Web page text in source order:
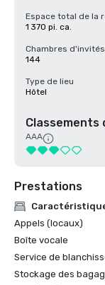
Espace total de la
1 370 pi. ca.
Chambres d'invités
144
Type de lieu
Hôtel
Classements
AAA
Prestations
Appels (locaux)
Boîte vocale
Service de
Stockage des